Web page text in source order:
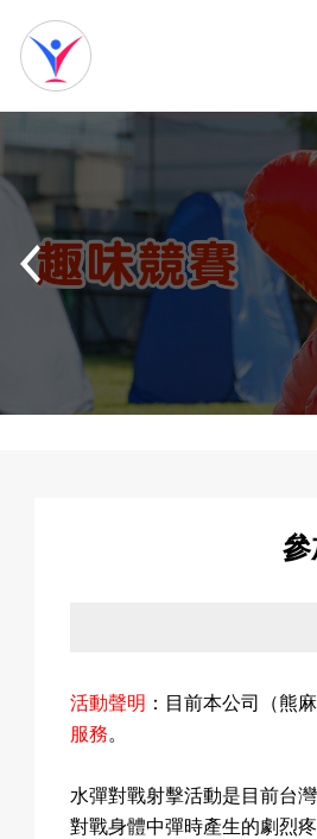
網
站
首
我
參
活動聲明 ：目前本公司（熊
服務。
水彈對戰射擊活動是目前台
對戰身體中彈時產生的劇烈